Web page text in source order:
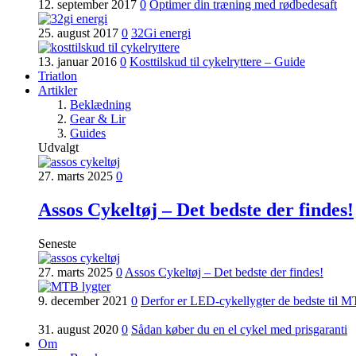
12. september 2017 0 Optimer din træning med rødbedesaft
25. august 2017 0 32Gi energi
13. januar 2016 0 Kosttilskud til cykelryttere – Guide
Triatlon
Artikler
Beklædning
Gear & Lir
Guides
Udvalgt
27. marts 2025 0
Assos Cykeltøj – Det bedste der findes!
Seneste
27. marts 2025 0 Assos Cykeltøj – Det bedste der findes!
9. december 2021 0 Derfor er LED-cykellygter de bedste til
31. august 2020 0 Sådan køber du en el cykel med prisgaranti
Om